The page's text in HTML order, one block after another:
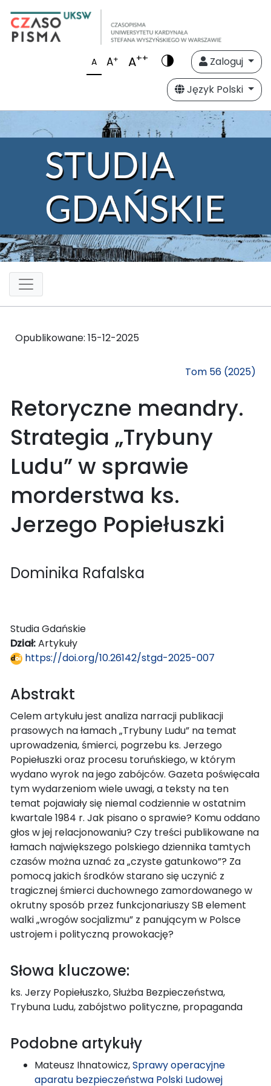
A A+ A++
Zaloguj
Język Polski
Opublikowane: 15-12-2025
Tom 56 (2025)
Retoryczne meandry.
Strategia „Trybuny
Ludu” w sprawie
morderstwa ks.
Jerzego Popiełuszki
Dominika Rafalska
Studia Gdańskie
Dział:Artykuły
https://doi.org/10.26142/stgd-2025-007
Abstrakt
Celem artykułu jest analiza narracji publikacji
prasowych na łamach „Trybuny Ludu” na temat
uprowadzenia, śmierci, pogrzebu ks. Jerzego
Popiełuszki oraz procesu toruńskiego, w którym
wydano wyrok na jego zabójców. Gazeta poświęcała
tym wydarzeniom wiele uwagi, a teksty na ten
temat pojawiały się niemal codziennie w ostatnim
kwartale 1984 r. Jak pisano o sprawie? Komu oddano
głos w jej relacjonowaniu? Czy treści publikowane na
łamach największego polskiego dziennika tamtych
czasów można uznać za „czyste gatunkowo”? Za
pomocą jakich środków starano się uczynić z
tragicznej śmierci duchownego zamordowanego w
okrutny sposób przez funkcjonariuszy SB element
walki „wrogów socjalizmu” z panującym w Polsce
ustrojem i polityczną prowokację?
Słowa kluczowe:
ks. Jerzy Popiełuszko, Służba Bezpieczeństwa,
Trybuna Ludu, zabójstwo polityczne, propaganda
Podobne artykuły
Mateusz Ihnatowicz,Sprawy operacyjne
aparatu bezpieczeństwa Polski Ludowej